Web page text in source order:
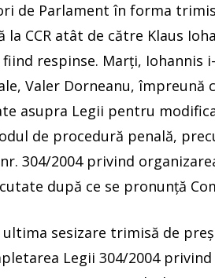
de Parlament în forma
CCR atât de către Klaus
respinse. Marţi,
Valer Dorneanu, împreună
asupra Legii pentru
de procedură penală,
304/2004 privind
după ce se pronunţă
ultima sesizare trimisă de
Legii 304/2004